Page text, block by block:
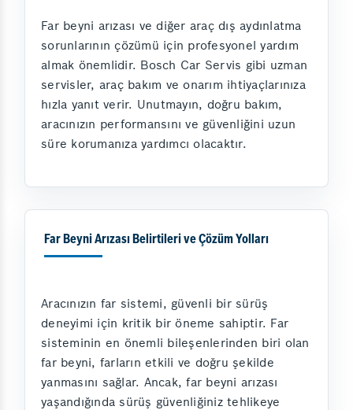
Far beyni arızası ve diğer araç dış aydınlatma
sorunlarının çözümü için profesyonel yardım
almak önemlidir. Bosch Car Servis gibi uzman
servisler, araç bakım ve onarım ihtiyaçlarınıza
hızla yanıt verir. Unutmayın, doğru bakım,
aracınızın performansını ve güvenliğini uzun
süre korumanıza yardımcı olacaktır.
Far Beyni Arızası Belirtileri ve Çözüm Yolları
Aracınızın far sistemi, güvenli bir sürüş
deneyimi için kritik bir öneme sahiptir. Far
sisteminin en önemli bileşenlerinden biri olan
far beyni, farların etkili ve doğru şekilde
yanmasını sağlar. Ancak, far beyni arızası
yaşandığında sürüş güvenliğiniz tehlikeye